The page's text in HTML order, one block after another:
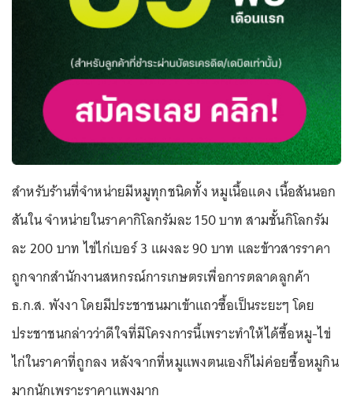
สำหรับร้านที่จำหน่ายมีหมูทุกชนิดทั้ง หมูเนื้อแดง เนื้อสันนอก
สันใน จำหน่ายในราคากิโลกรัมละ 150 บาท สามชั้นกิโลกรัม
ละ 200 บาท ไข่ไก่เบอร์ 3 แผงละ 90 บาท และข้าวสารราคา
ถูกจากสำนักงานสหกรณ์การเกษตรเพื่อการตลาดลูกค้า
ธ.ก.ส. พังงา โดยมีประชาชนมาเข้าแถวซื้อเป็นระยะๆ โดย
ประชาชนกล่าวว่าดีใจที่มีโครงการนี้เพราะทำให้ได้ซื้อหมู-ไข่
ไก่ในราคาที่ถูกลง หลังจากที่หมูแพงตนเองก็ไม่ค่อยซื้อหมูกิน
มากนักเพราะราคาแพงมาก